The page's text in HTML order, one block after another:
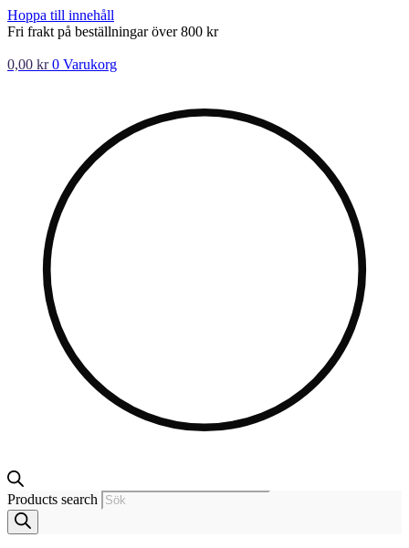
Hoppa till innehåll
Fri frakt på beställningar över 800 kr
0,00 kr 0 Varukorg
Products search